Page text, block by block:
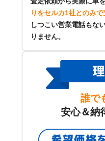
りをセルカ1社とのみ
しつこい営業電話もな
りません。
誰で
安心＆納